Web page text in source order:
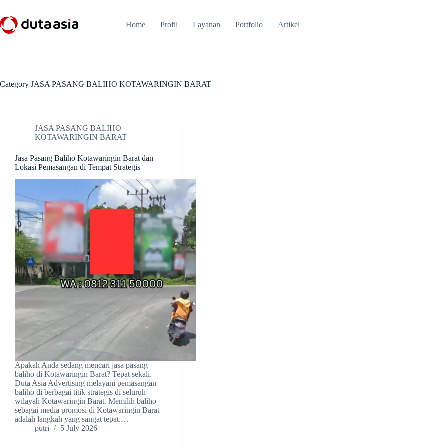
content
Home Profil Layanan Portfolio Artikel
Category JASA PASANG BALIHO KOTAWARINGIN BARAT
JASA PASANG BALIHO
KOTAWARINGIN BARAT
Jasa Pasang Baliho Kotawaringin Barat dan
Lokasi Pemasangan di Tempat Strategis
Apakah Anda sedang mencari jasa pasang
baliho di Kotawaringin Barat? Tepat sekali.
Duta Asia Advertising melayani pemasangan
baliho di berbagai titik strategis di seluruh
wilayah Kotawaringin Barat. Memilih baliho
sebagai media promosi di Kotawaringin Barat
adalah langkah yang sangat tepat.…
putri
5 July 2026